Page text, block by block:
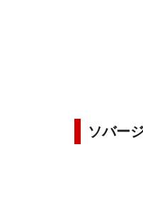
ソバー